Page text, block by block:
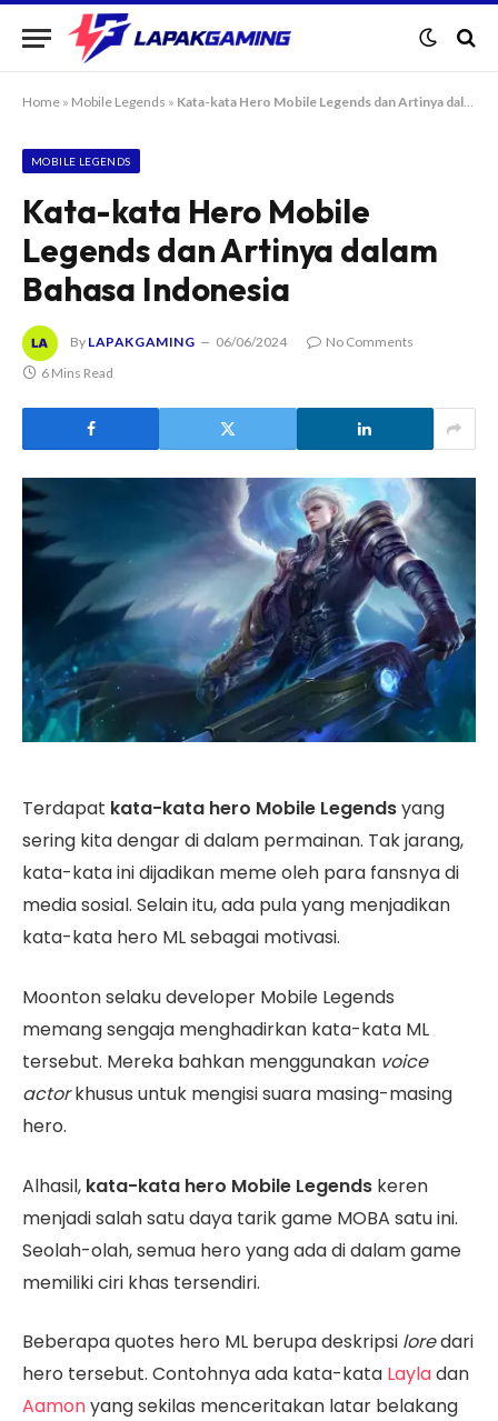
Home » Mobile Legends » Kata-kata Hero Mobile Legends dan Artinya dalam Bahasa Indonesia
MOBILE LEGENDS
Kata-kata Hero Mobile
Legends dan Artinya dalam
Bahasa Indonesia
By LAPAKGAMING 06/06/2024
No Comments
6 Mins Read
Terdapat kata-kata hero Mobile Legendsyang
sering kita dengar di dalam permainan. Tak jarang,
kata-kata ini dijadikan meme oleh para fansnya di
media sosial. Selain itu, ada pula yang menjadikan
kata-kata hero ML sebagai motivasi.
Moonton selaku developer Mobile Legends
memang sengaja menghadirkan kata-kata ML
tersebut. Mereka bahkan menggunakan voice
actorkhusus untuk mengisi suara masing-masing
hero.
Alhasil, kata-kata hero Mobile Legends keren
menjadi salah satu daya tarik game MOBA satu ini.
Seolah-olah, semua hero yang ada di dalam game
memiliki ciri khas tersendiri.
Beberapa quotes hero ML berupa deskripsi loredari
hero tersebut. Contohnya ada kata-kata Layladan
Aamonyang sekilas menceritakan latar belakang